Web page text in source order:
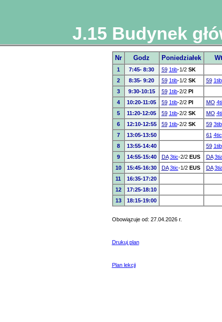
J.15 Budynek
Nr Godz Poniedziałek
1 7:45- 8:30 59 1tib-1/2 SK
2
8:35- 9:20 59 1tib-1/2 SK 59 1tib
3
9:30-10:15 59 1tib-2/2 PI
4
10:20-11:05 59 1tib-2/2 PI MO
5
11:20-12:05 59 1tib-2/2 SK MO
6
12:10-12:55 59 1tib-2/2 SK 59 3tib
7
13:05-13:50 61 4tic
8
13:55-14:40 59 1tib
9
14:55-15:40 DA 3tic-2/2 EUS DA
10
15:45-16:30 DA 3tic-1/2 EUS DA
11
16:35-17:20
12
17:25-18:10
13
18:15-19:00
Obowiązuje od: 27.04.2026 r.
Drukuj plan
Plan lekcji